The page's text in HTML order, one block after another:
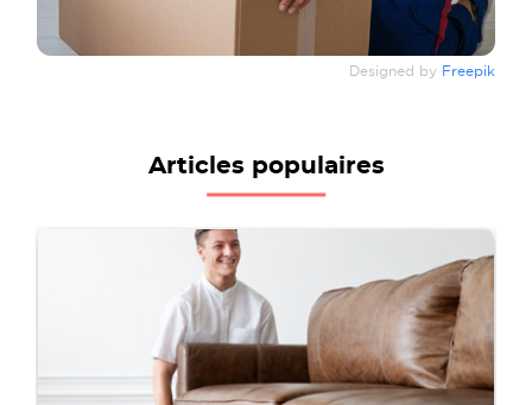
Designed by Freepik
Articles populaires